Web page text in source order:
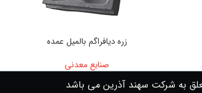
زره دیافراگم بالمیل عمده
صنایع معدنی
به شرکت سهند آذرین می باشد